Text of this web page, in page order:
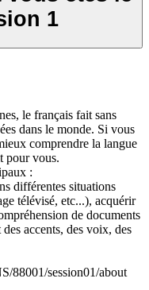
1
le français fait sans
dans le monde. Si vous
comprendre la langue
pour vous.
:
différentes situations
télévisé, etc...), acquérir
de documents
accents, des voix, des
88001/session01/about